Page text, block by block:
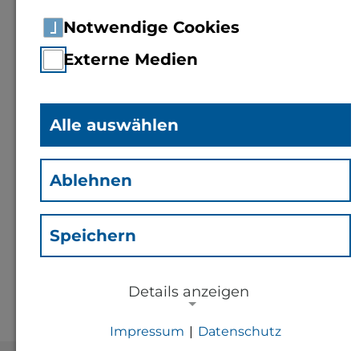
Jürgen Radu (rj)
Kontakt
Notwendige Cookies
Externe Medien
Alle auswählen
Ablehnen
Speichern
Details anzeigen
Impressum | Datenschutz